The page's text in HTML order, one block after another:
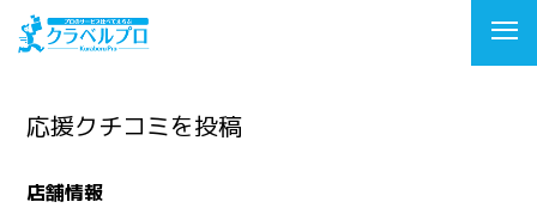
応援クチコミを投稿
店舗情報